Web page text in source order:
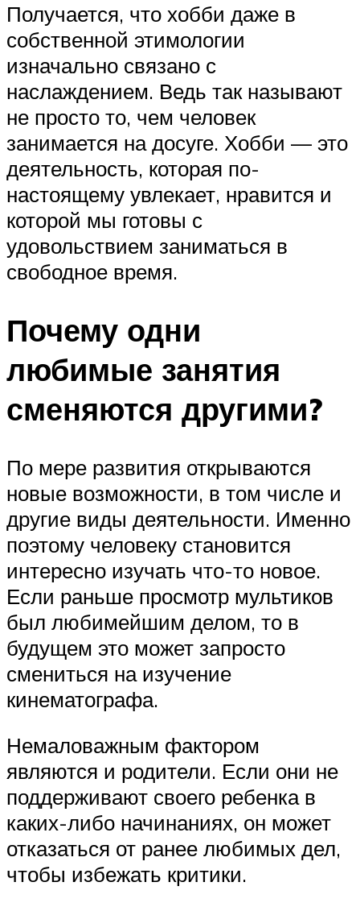
Получается, что хобби даже в
собственной этимологии
изначально связано с
наслаждением. Ведь так называют
не просто то, чем человек
занимается на досуге. Хобби — это
деятельность, которая по-
настоящему увлекает, нравится и
которой мы готовы с
удовольствием заниматься в
свободное время.
Почему одни
любимые занятия
сменяются другими?
По мере развития открываются
новые возможности, в том числе и
другие виды деятельности. Именно
поэтому человеку становится
интересно изучать что-то новое.
Если раньше просмотр мультиков
был любимейшим делом, то в
будущем это может запросто
смениться на изучение
кинематографа.
Немаловажным фактором
являются и родители. Если они не
поддерживают своего ребенка в
каких-либо начинаниях, он может
отказаться от ранее любимых дел,
чтобы избежать критики.